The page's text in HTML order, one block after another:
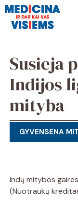
Pereiti
turinio
Susieja
Indijos
mityba
GYVENSENA
Indų mitybos
(Nuotraukų